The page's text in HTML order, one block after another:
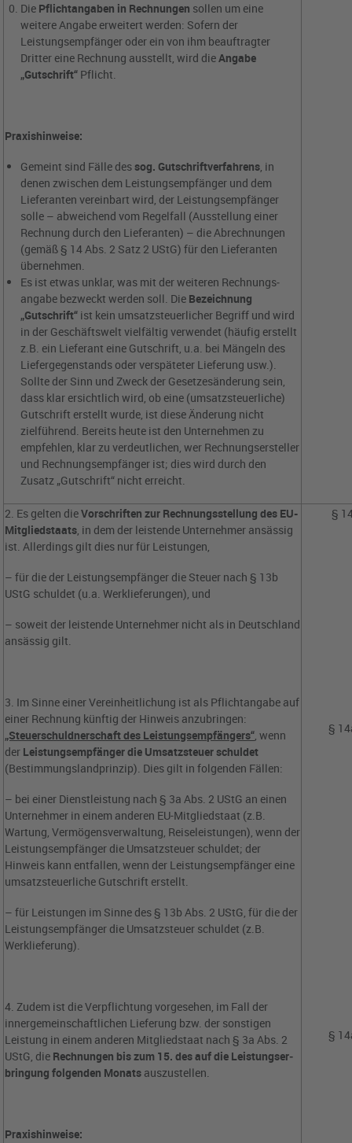
Die Pflichtangaben in Rechnungen sollen um eine
weitere Angabe erweitert werden: Sofern der
Leistungsempfänger oder ein von ihm beauftragter
Dritter eine Rechnung ausstellt, wird dieAngabe
„Gutschrift“ Pflicht.
Praxishinweise:
Gemeint sind Fälle dessog. Gutschriftverfahrens, in
denen zwischen dem Leistungsempfänger und dem
Lieferanten vereinbart wird, der Leistungsempfänger
solle – abweichend vom Regelfall (Ausstellung einer
Rechnung durch den Lieferanten) – die Abrechnungen
(gemäß § 14 Abs. 2 Satz 2 UStG) für den Lieferanten
übernehmen.
Es ist etwas unklar, was mit der weiteren Rechnungs­
angabe bezweckt werden soll. Die Bezeichnung
„Gutschrift“ ist kein umsatzsteuerlicher Begriff und wird
in der Geschäftswelt vielfältig verwendet (häufig erstellt
z.B. ein Lieferant eine Gutschrift, u.a. bei Mängeln des
Liefergegenstands oder verspäteter Lieferung usw.).
Sollte der Sinn und Zweck der Gesetzesänderung sein,
dass klar ersichtlich wird, ob eine (umsatzsteuerliche)
Gutschrift erstellt wurde, ist diese Änderung nicht
zielführend. Bereits heute ist den Unternehmen zu
empfehlen, klar zu verdeutlichen, wer Rechnungsersteller
und Rechnungsempfänger ist; dies wird durch den
Zusatz „Gutschrift“ nicht erreicht.
2. Es gelten dieVorschriften zur Rechnungsstellung des EU-
Mitgliedstaats, in dem der leistende Unternehmer ansässig
ist. Allerdings gilt dies nur für Leistungen,
– für die der Leistungsempfänger die Steuer nach § 13b
UStG schuldet (u.a. Werklieferungen), und
– soweit der leistende Unternehmer nicht als in Deutschland
ansässig gilt.
3. Im Sinne einer Vereinheitlichung ist als Pflichtangabe auf
einer Rechnung künftig der Hinweis anzubringen:
„Steuerschuldnerschaft des Leistungsempfängers“, wenn
der Leistungsempfänger die Umsatzsteuer schuldet
(Bestimmungslandprinzip). Dies gilt in folgenden Fällen:
– bei einer Dienstleistung nach § 3a Abs. 2 UStG an einen
Unternehmer in einem anderen EU-Mitgliedstaat (z.B.
Wartung, Vermögensverwaltung, Reiseleistungen), wenn der
Leistungsempfänger die Umsatzsteuer schuldet; der
Hinweis kann entfallen, wenn der Leistungsempfänger eine
umsatzsteuerliche Gutschrift erstellt.
– für Leistungen im Sinne des § 13b Abs. 2 UStG, für die der
Leistungsempfänger die Umsatzsteuer schuldet (z.B.
Werklieferung).
4. Zudem ist die Verpflichtung vorgesehen, im Fall der
innergemeinschaftlichen Lieferung bzw. der sonstigen
Leistung in einem anderen Mitgliedstaat nach § 3a Abs. 2
UStG, die Rechnungen bis zum 15. des auf die Leistungser­
bringung folgenden Monats auszustellen.
Praxishinweise:
§
§
§